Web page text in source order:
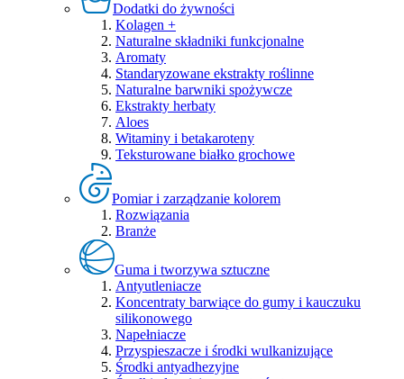
Dodatki do żywności
Kolagen +
Naturalne składniki funkcjonalne
Aromaty
Standaryzowane ekstrakty roślinne
Naturalne barwniki spożywcze
Ekstrakty herbaty
Aloes
Witaminy i betakaroteny
Teksturowane białko grochowe
Pomiar i zarządzanie kolorem
Rozwiązania
Branże
Guma i tworzywa sztuczne
Antyutleniacze
Koncentraty barwiące do gumy i kauczuku
silikonowego
Napełniacze
Przyspieszacze i środki wulkanizujące
Środki antyadhezyjne